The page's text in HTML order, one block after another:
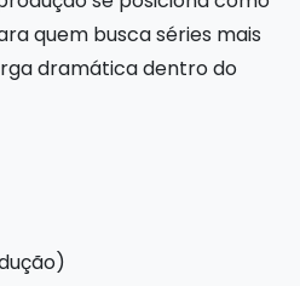
quem busca séries mais
dramática dentro do